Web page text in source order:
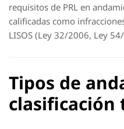
requisitos de PRL en
calificadas como
LISOS (Ley 32/2006, Ley
Tipos de
clasificación